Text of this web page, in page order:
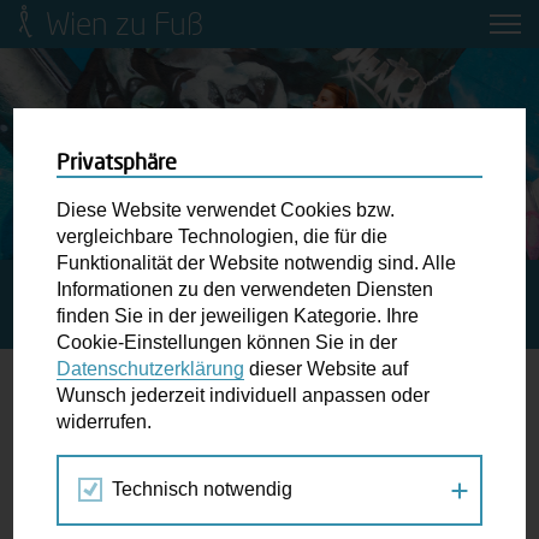
Wien zu Fuß
Mobilitätsbildung für Kinder und
Jugendliche
Ringstraße-Neugestaltung
Wiener Fußwegekarte
Newsletter abonnieren
Wunschbox
der Ampel ...
STARTSEITE
SPAZIERGANG KALENDER
BEZIRKSSPAZIERGANG 126 JAHRE OTTAKRING
30.
NOV
2018
Privatsphäre
Diese Website verwendet Cookies bzw.
vergleichbare Technologien, die für die
Funktionalität der Website notwendig sind. Alle
Informationen zu den verwendeten Diensten
finden Sie in der jeweiligen Kategorie. Ihre
Cookie-Einstellungen können Sie in der
Datenschutzerklärung dieser Website auf
Wunsch jederzeit individuell anpassen oder
widerrufen.
Technisch notwendig